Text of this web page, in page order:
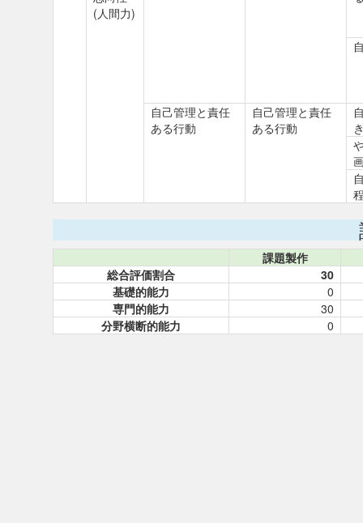
(人間力)
自己管理と責任
ある行動
自己管理と責任
ある行動
課題製作
総合評価割合
30
基礎的能力
0
専門的能力
30
分野横断的能力
0